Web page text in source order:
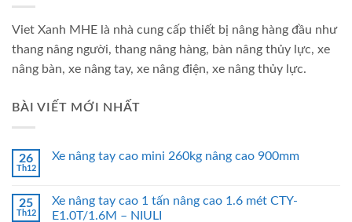
Viet Xanh MHE là nhà cung cấp thiết bị nâng hàng đầu như
thang nâng người, thang nâng hàng, bàn nâng thủy lực, xe
nâng bàn, xe nâng tay, xe nâng điện, xe nâng thủy lực.
BÀI VIẾT MỚI NHẤT
26
Th12
Xe nâng tay cao mini 260kg nâng cao 900mm
25
Th12
Xe nâng tay cao 1 tấn nâng cao 1.6 mét CTY-
E1.0T/1.6M – NIULI